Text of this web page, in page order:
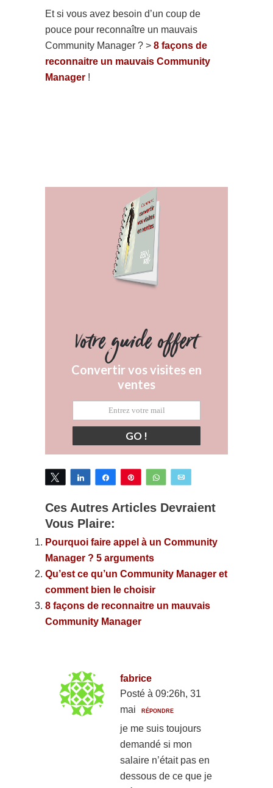
Et si vous avez besoin d’un coup de
pouce pour reconnaître un mauvais
Community Manager ? > 8 façons de
reconnaitre un mauvais Community
Manager !
Votre guide offert
Convertir vos visites en
ventes
GO !
Tweetez Partagez Partagez Épingle WhatsApp
Ces Autres Articles Devraient
Vous Plaire:
Pourquoi faire appel à un Community
Manager ? 5 arguments
Qu’est ce qu’un Community Manager et
comment bien le choisir
8 façons de reconnaitre un mauvais
Community Manager
fabrice
Posté à 09:26h, 31
mai
RÉPONDRE
je me suis toujours
demandé si mon
salaire n’était pas en
dessous de ce que je